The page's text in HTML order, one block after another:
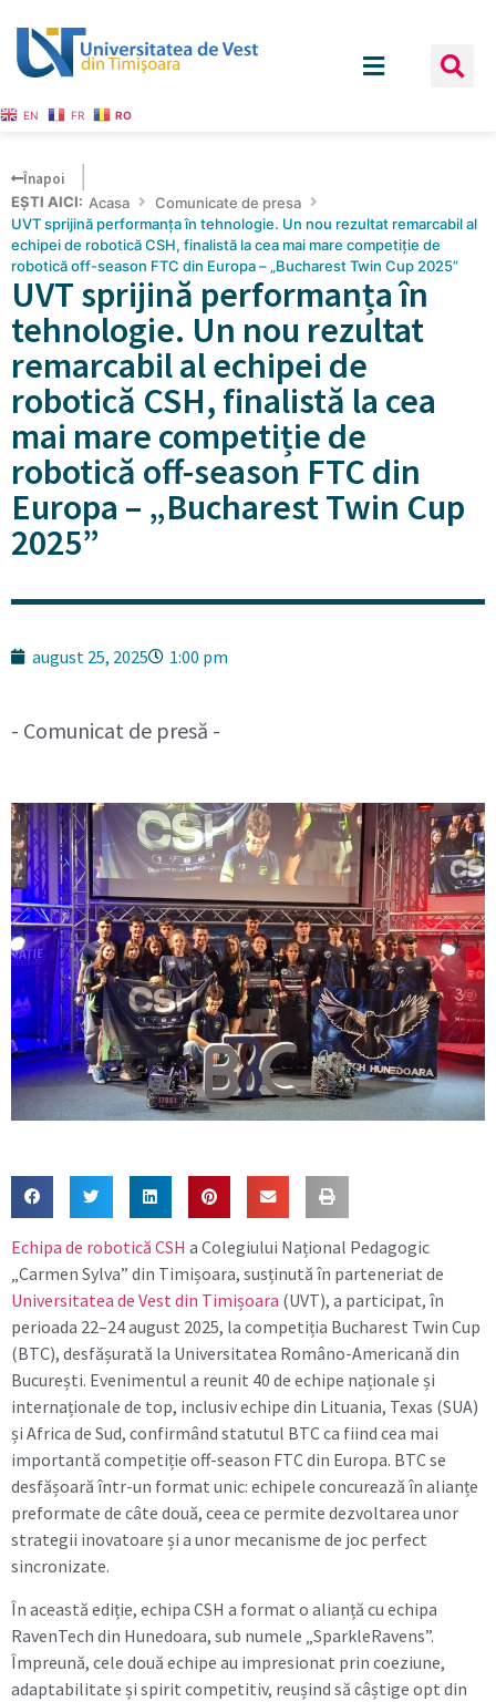
EN FR RO
Înapoi
EȘTI AICI: Acasa
Comunicate de presa
UVT sprijină performanța în tehnologie. Un nou rezultat remarcabil al
echipei de robotică CSH, finalistă la cea mai mare competiție de
robotică off-season FTC din Europa – „Bucharest Twin Cup 2025”
UVT sprijină performanța în
tehnologie. Un nou rezultat
remarcabil al echipei de
robotică CSH, finalistă la cea
mai mare competiție de
robotică off-season FTC din
Europa – „Bucharest Twin Cup
2025”
august 25, 2025 1:00 pm
- Comunicat de presă -
Echipa de robotică CSH a Colegiului Național Pedagogic
„Carmen Sylva” din Timișoara, susținută în parteneriat de
Universitatea de Vest din Timișoara (UVT), a participat, în
perioada 22–24 august 2025, la competiția Bucharest Twin Cup
(BTC), desfășurată la Universitatea Româno-Americană din
București. Evenimentul a reunit 40 de echipe naționale și
internaționale de top, inclusiv echipe din Lituania, Texas (SUA)
și Africa de Sud, confirmând statutul BTC ca fiind cea mai
importantă competiție off-season FTC din Europa. BTC se
desfășoară într-un format unic: echipele concurează în alianțe
preformate de câte două, ceea ce permite dezvoltarea unor
strategii inovatoare și a unor mecanisme de joc perfect
sincronizate.
În această ediție, echipa CSH a format o alianță cu echipa
RavenTech din Hunedoara, sub numele „SparkleRavens”.
Împreună, cele două echipe au impresionat prin coeziune,
adaptabilitate și spirit competitiv, reușind să câștige opt din